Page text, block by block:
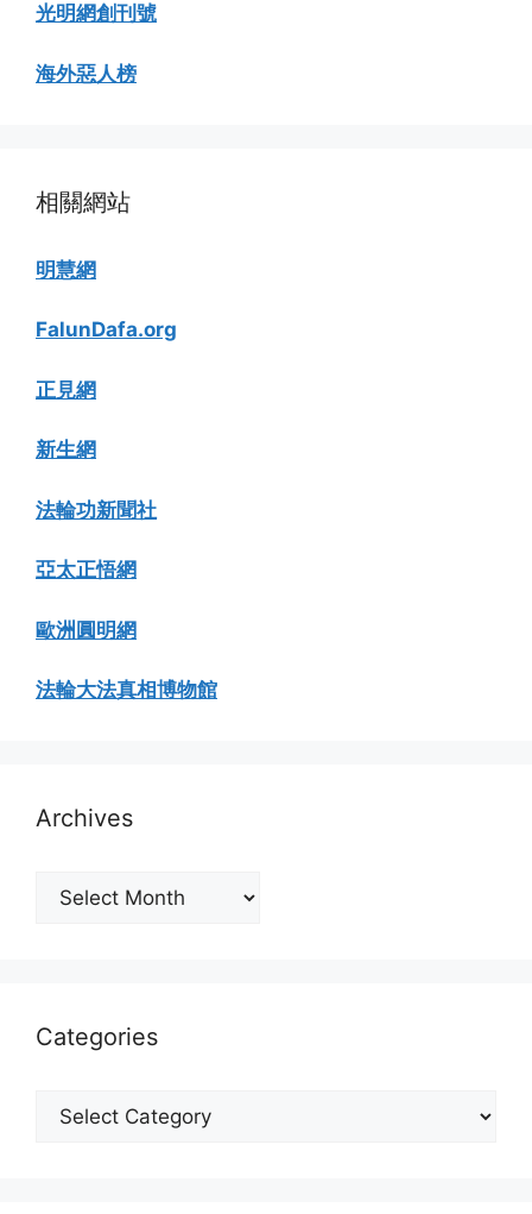
光明網創刊號
海外惡人榜
相關網站
明慧網
FalunDafa.org
正見網
新生網
法輪功新聞社
亞太正悟網
歐洲圓明網
法輪大法真相博物館
Archives
Archives
Categories
Categories